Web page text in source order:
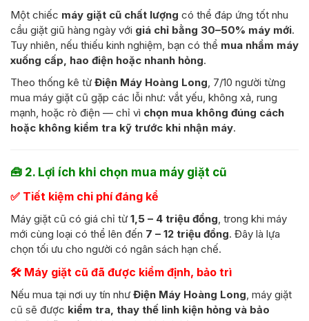
Một chiếc máy giặt cũ chất lượng có thể đáp ứng tốt nhu
cầu giặt giũ hàng ngày với giá chỉ bằng 30–50% máy mới.
Tuy nhiên, nếu thiếu kinh nghiệm, bạn có thể mua nhầm máy
xuống cấp, hao điện hoặc nhanh hỏng.
Theo thống kê từ Điện Máy Hoàng Long , 7/10 người từng
mua máy giặt cũ gặp các lỗi như: vắt yếu, không xả, rung
mạnh, hoặc rò điện — chỉ vì chọn mua không đúng cách
hoặc không kiểm tra kỹ trước khi nhận máy.
🧰 2. Lợi ích khi chọn mua máy giặt cũ
✅ Tiết kiệm chi phí đáng kể
Máy giặt cũ có giá chỉ từ 1,5 – 4 triệu đồng , trong khi máy
mới cùng loại có thể lên đến 7 – 12 triệu đồng. Đây là lựa
chọn tối ưu cho người có ngân sách hạn chế.
🛠️ Máy giặt cũ đã được kiểm định, bảo trì
Nếu mua tại nơi uy tín như Điện Máy Hoàng Long , máy giặt
cũ sẽ được kiểm tra, thay thế linh kiện hỏng và bảo